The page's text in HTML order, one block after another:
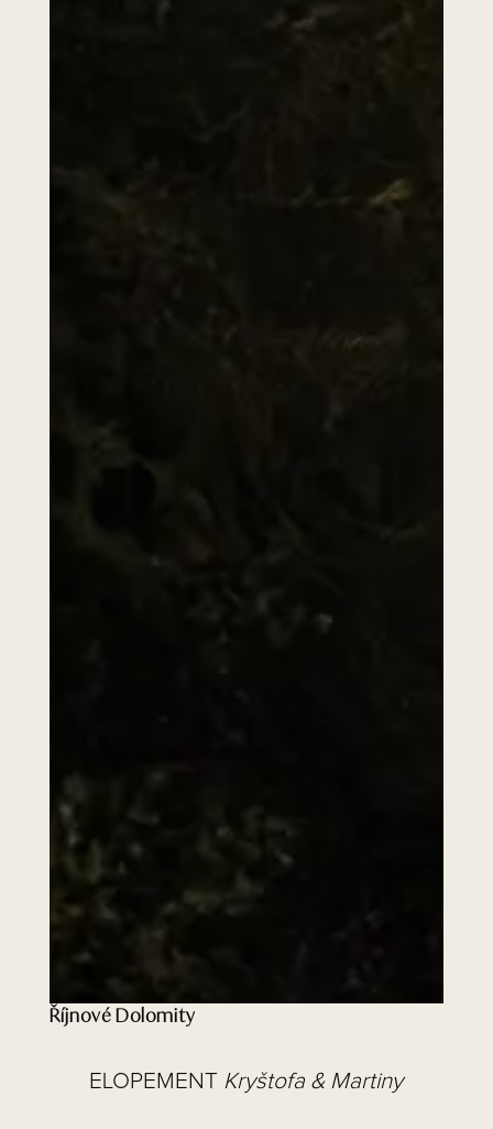
Říjnové Dolomity
ELOPEMENT Kryštofa & Martiny